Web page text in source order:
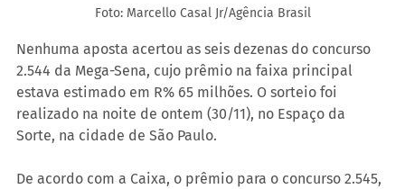
Foto: Marcello Casal Jr/Agência Brasil
Nenhuma aposta acertou as seis dezenas do concurso
2.544 da Mega-Sena, cujo prêmio na faixa principal
estava estimado em R% 65 milhões. O sorteio foi
realizado na noite de ontem (30/11), no Espaço da
Sorte, na cidade de São Paulo.
De acordo com a Caixa, o prêmio para o concurso 2.545,